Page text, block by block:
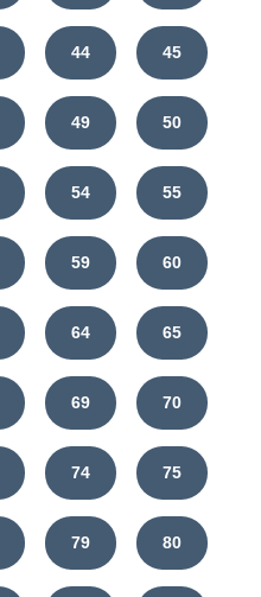
44 45
49 50
54 55
59 60
64 65
69 70
74 75
79 80